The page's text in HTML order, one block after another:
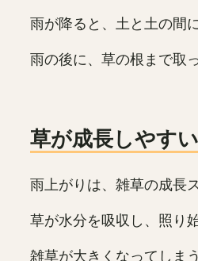
雨が降ると、土と土の間
雨の後に、草の根まで取
草が成長しやすい
雨上がりは、雑草の成長
草が水分を吸収し、照り
雑草が大きくなってしま